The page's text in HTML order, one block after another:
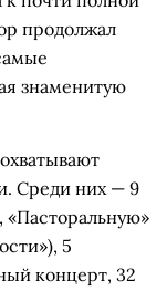
продолжал
знаменитую
Среди них — 9
5
концерт, 32